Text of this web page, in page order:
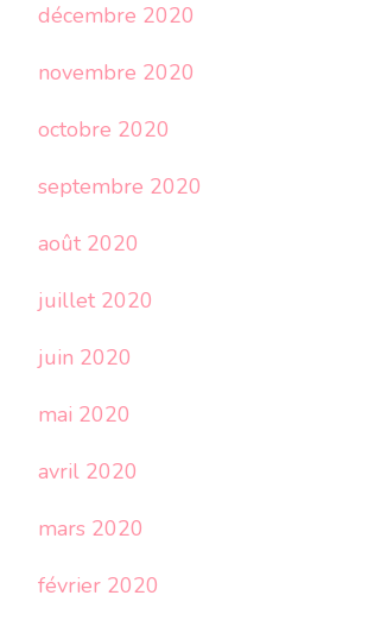
décembre 2020
novembre 2020
octobre 2020
septembre 2020
août 2020
juillet 2020
juin 2020
mai 2020
avril 2020
mars 2020
février 2020